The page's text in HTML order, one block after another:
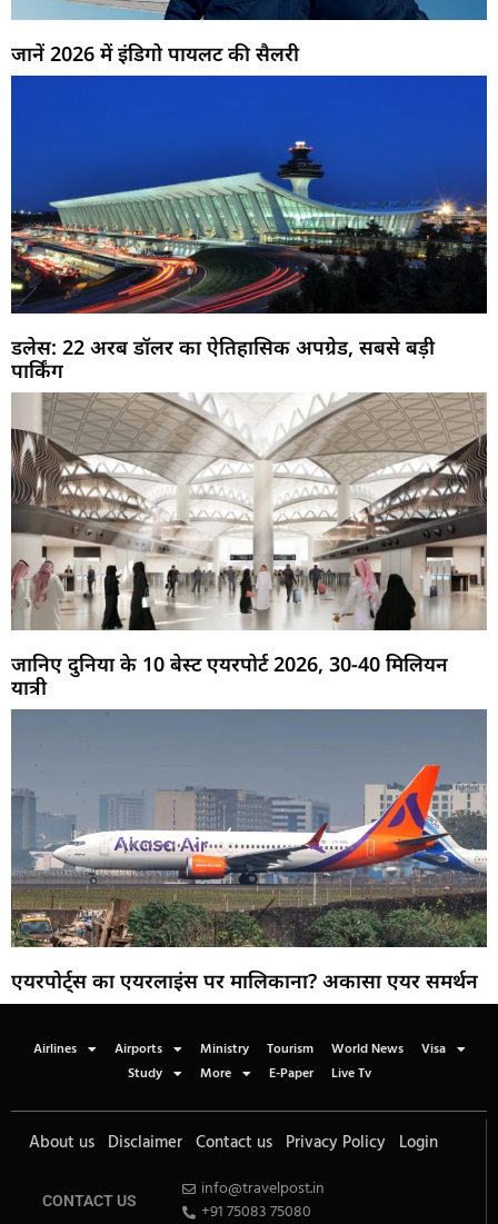
जानें 2026 में इंडिगो पायलट की सैलरी
डलेस: 22 अरब डॉलर का ऐतिहासिक अपग्रेड, सबसे बड़ी
पार्किंग
जानिए दुनिया के 10 बेस्ट एयरपोर्ट 2026, 30-40 मिलियन
यात्री
एयरपोर्ट्स का एयरलाइंस पर मालिकाना? अकासा एयर समर्थन
Airlines Airports Ministry Tourism World News
Visa
Study
More E-Paper Live Tv
About us Disclaimer Contact us Privacy Policy Login
CONTACT US
info@travelpost.in
+91 75083 75080